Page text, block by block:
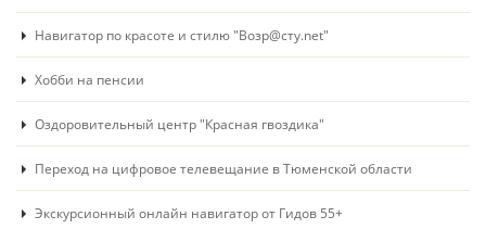
Навигатор по красоте и стилю "Возр@сту.net"
Хобби на пенсии
Оздоровительный центр "Красная гвоздика"
Переход на цифровое телевещание в Тюменской области
Экскурсионный онлайн навигатор от Гидов 55+